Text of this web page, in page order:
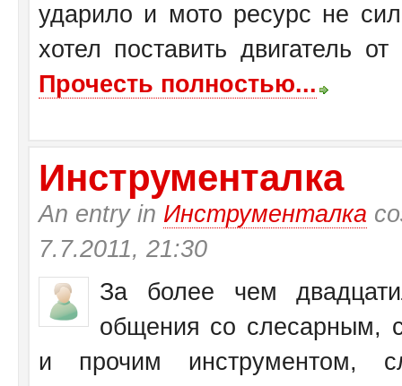
ударило и мото ресурс не
хотел поставить двигатель
Прочесть полностью...
Инструменталка
An entry in Инструменталка
7.7.2011, 21:30
За более чем
общения со слесарным,
и прочим инструментом,